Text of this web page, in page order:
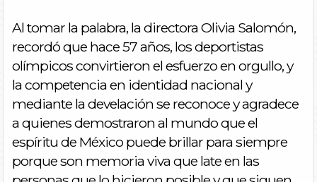
Al tomar la palabra, la directora Olivia Salomón,
recordó que hace 57 años, los deportistas
olímpicos convirtieron el esfuerzo en orgullo, y
la competencia en identidad nacional y
mediante la develación se reconoce y agradece
a quienes demostraron al mundo que el
espíritu de México puede brillar para siempre
porque son memoria viva que late en las